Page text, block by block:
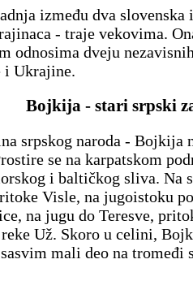
između dva slovenska
- traje vekovima.
odnosima dveju
i Ukrajine.
Bojkija - stari srpski
srpskog naroda - Bojkija
se na karpatskom
i baltičkog sliva. Na
Visle, na jugoistoku
na jugu do Teresve,
Už. Skoro u celini,
mali deo na tromeđi